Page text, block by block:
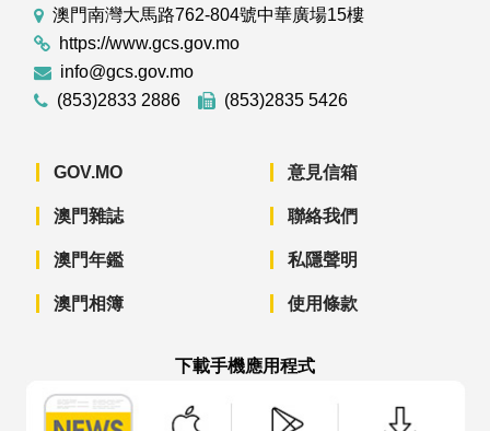
澳門南灣大馬路762-804號中華廣場15樓
https://www.gcs.gov.mo
info@gcs.gov.mo
(853)2833 2886
(853)2835 5426
GOV.MO
澳門雜誌
澳門年鑑
澳門相簿
意見信箱
聯絡我們
私隱聲明
使用條款
下載手機應用程式